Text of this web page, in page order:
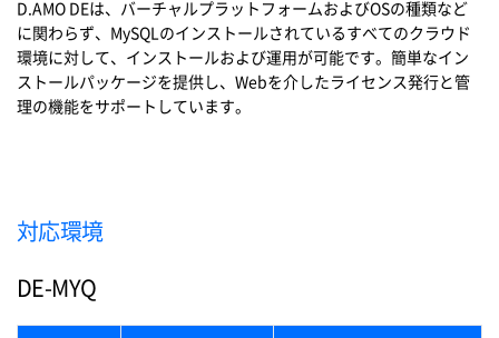
D.AMO DEは、バーチャルプラットフォームおよびOSの種類など
に関わらず、MySQLのインストールされているすべてのクラウド
環境に対して、インストールおよび運用が可能です。簡単なイン
ストールパッケージを提供し、Webを介したライセンス発行と管
理の機能をサポートしています。
対応環境
DE-MYQ